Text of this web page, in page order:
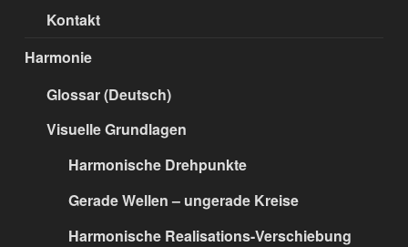
Kontakt
Harmonie
Glossar (Deutsch)
Visuelle Grundlagen
Harmonische Drehpunkte
Gerade Wellen – ungerade Kreise
Harmonische Realisations-Verschiebung